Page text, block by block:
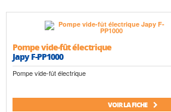
Pompe vide-fût électrique
Japy F-PP1000
Pompe vide-fût électrique
VOIR LA FICHE